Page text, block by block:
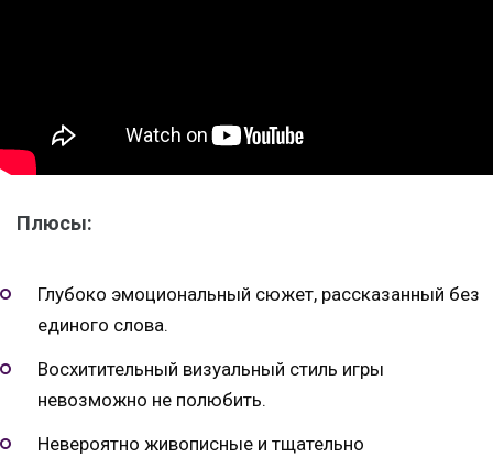
Плюсы:
Глубоко эмоциональный сюжет, рассказанный без
единого слова.
Восхитительный визуальный стиль игры
невозможно не полюбить.
Невероятно живописные и тщательно